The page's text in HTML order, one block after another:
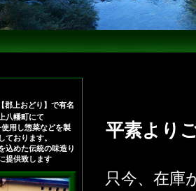
平素より
只今、在庫
郡上おどり】で有名
八幡町にて
用し惣菜などを製
ております。
込めた伝統の味造り
提供致します